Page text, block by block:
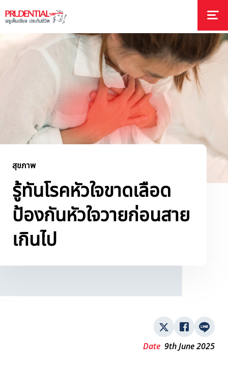
สุขภาพ
รู้ทันโรคหัวใจขาดเลือด
ป้องกันหัวใจวายก่อนสาย
เกินไป
Date 9th June 2025